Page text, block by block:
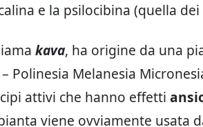
e la psilocibina (quella
kava, ha origine da una
Polinesia Melanesia
attivi che hanno effetti
viene ovviamente usata